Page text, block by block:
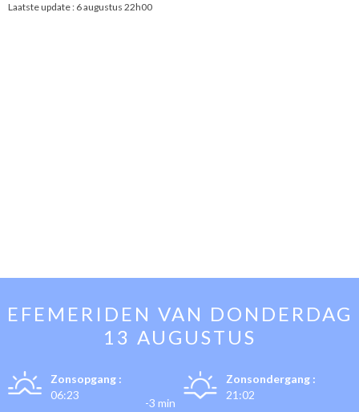
Laatste update : 6 augustus 22h00
EFEMERIDEN VAN DONDERDAG
13 AUGUSTUS
Zonsopgang :
06:23
-3 min
Zonsondergang :
21:02